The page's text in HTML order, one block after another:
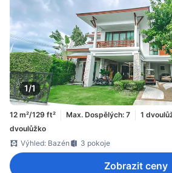
1/1
12 m²/129 ft² Max. Dospělých: 7
1
dvoulůžko
Výhled: Bazén
3 pokoje
Zobrazit ceny